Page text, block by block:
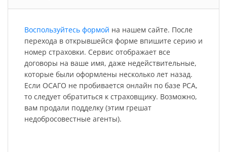
Воспользуйтесь формой на нашем сайте. После
перехода в открывшейся форме впишите серию и
номер страховки. Сервис отображает все
договоры на ваше имя, даже недействительные,
которые были оформлены несколько лет назад.
Если ОСАГО не пробивается онлайн по базе РСА,
то следует обратиться к страховщику. Возможно,
вам продали подделку (этим грешат
недобросовестные агенты).